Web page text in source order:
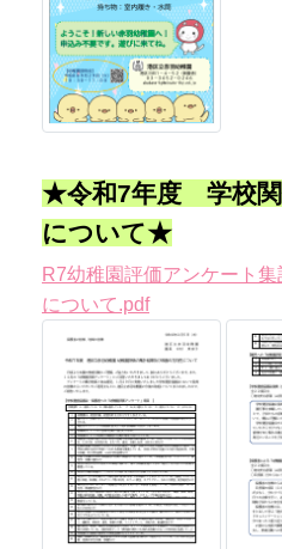
★令和7年度 学校関
について★
R7幼稚園評価アンケート
について.pdf